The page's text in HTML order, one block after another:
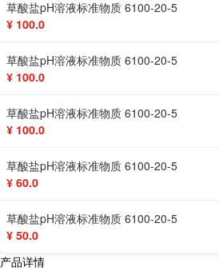
草酸盐pH溶液标准物质 6100-20-5
¥ 100.0
草酸盐pH溶液标准物质 6100-20-5
¥ 100.0
草酸盐pH溶液标准物质 6100-20-5
¥ 100.0
草酸盐pH溶液标准物质 6100-20-5
¥ 60.0
草酸盐pH溶液标准物质 6100-20-5
¥ 50.0
产品详情